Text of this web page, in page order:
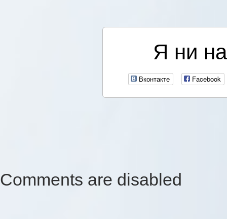
Я ни
Вконтакте Facebook
Comments are disabled